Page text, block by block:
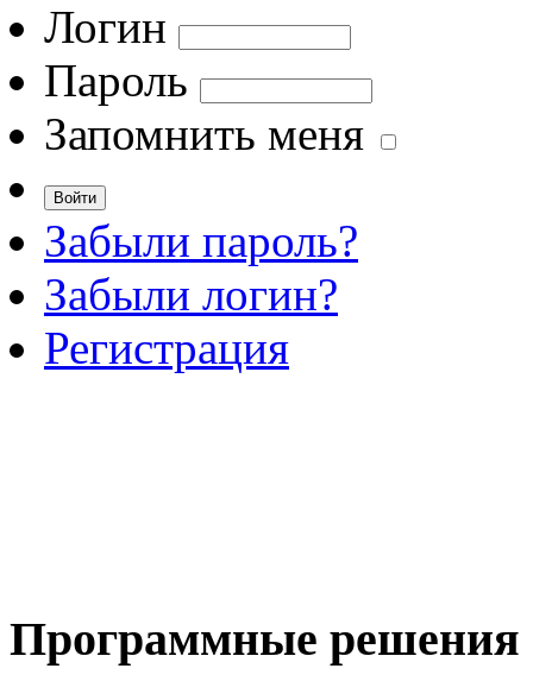
Логин
Пароль
Запомнить меня
Забыли пароль?
Забыли логин?
Регистрация
Программные решения